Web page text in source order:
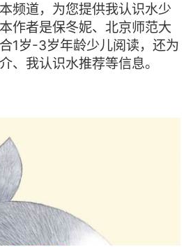
频道，为您提供我认识水少
作者是保冬妮、北京师范大
1岁-3岁年龄少儿阅读，还为
、我认识水推荐等信息。